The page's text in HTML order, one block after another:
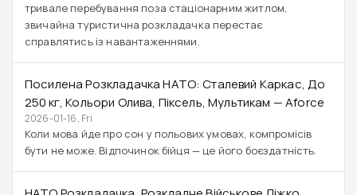
тривале перебування поза стаціонарним житлом,
звичайна туристична розкладачка перестає
справлятись із навантаженнями.
Посилена Розкладачка НАТО: Сталевий Каркас, До
250 Кг, Кольори Олива, Піксель, Мультикам — Aforce
2026-01-16, Fri
Коли мова йде про сон у польових умовах, компромісів
бути не може. Відпочинок бійця — це його боєздатність.